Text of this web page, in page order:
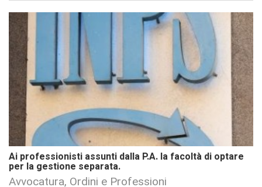
Ai professionisti assunti dalla P.A. la facoltà di optare
per la gestione separata.
Avvocatura, Ordini e Professioni